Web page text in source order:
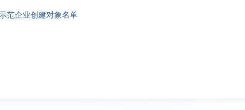
范企业创建对象名单